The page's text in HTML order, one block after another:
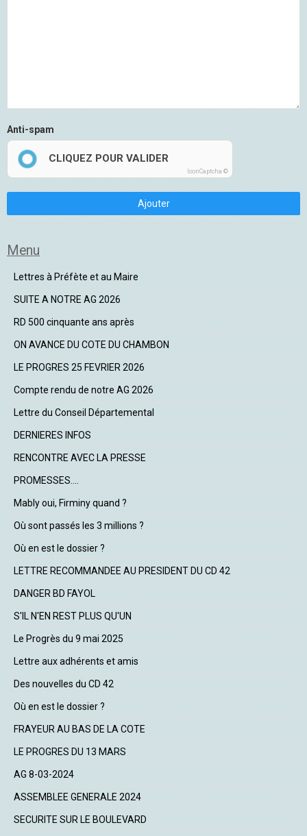
Anti-spam
CLIQUEZ POUR VALIDER
IconCaptcha ©
Ajouter
Menu
Lettres à Préfète et au Maire
SUITE A NOTRE AG 2026
RD 500 cinquante ans après
ON AVANCE DU COTE DU CHAMBON
LE PROGRES 25 FEVRIER 2026
Compte rendu de notre AG 2026
Lettre du Conseil Départemental
DERNIERES INFOS
RENCONTRE AVEC LA PRESSE
PROMESSES....
Mably oui, Firminy quand ?
Où sont passés les 3 millions ?
Où en est le dossier ?
LETTRE RECOMMANDEE AU PRESIDENT DU CD 42
DANGER BD FAYOL
S'IL N'EN REST PLUS QU'UN
Le Progrès du 9 mai 2025
Lettre aux adhérents et amis
Des nouvelles du CD 42
Où en est le dossier ?
FRAYEUR AU BAS DE LA COTE
LE PROGRES DU 13 MARS
AG 8-03-2024
ASSEMBLEE GENERALE 2024
SECURITE SUR LE BOULEVARD